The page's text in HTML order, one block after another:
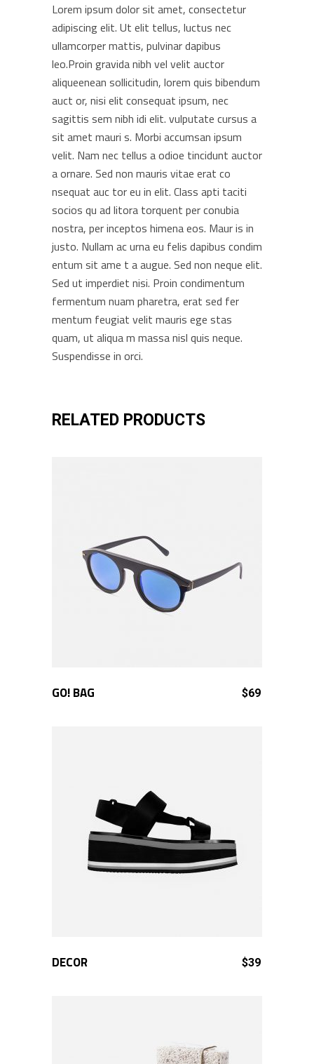
Lorem ipsum dolor sit amet, consectetur
adipiscing elit. Ut elit tellus, luctus nec
ullamcorper mattis, pulvinar dapibus
leo.Proin gravida nibh vel velit auctor
aliqueenean sollicitudin, lorem quis bibendum
auct or, nisi elit consequat ipsum, nec
sagittis sem nibh idi elit. vulputate cursus a
sit amet mauri s. Morbi accumsan ipsum
velit. Nam nec tellus a odioe tincidunt auctor
a ornare. Sed non mauris vitae erat co
nsequat auc tor eu in elit. Class apti taciti
socios qu ad litora torquent per conubia
nostra, per inceptos himena eos. Maur is in
justo. Nullam ac urna eu felis dapibus condim
entum sit ame t a augue. Sed non neque elit.
Sed ut imperdiet nisi. Proin condimentum
fermentum nuam pharetra, erat sed fer
mentum feugiat velit mauris ege stas
quam, ut aliqua m massa nisl quis neque.
Suspendisse in orci.
RELATED PRODUCTS
GO! BAG $69
DECOR $39